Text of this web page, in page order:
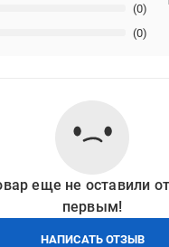
(0)
(0)
еще не оставили
первым!
НАПИСАТЬ ОТЗЫВ